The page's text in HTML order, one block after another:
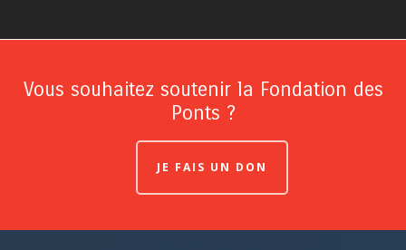
Vous souhaitez soutenir la Fondation des
Ponts ?
JE FAIS UN DON